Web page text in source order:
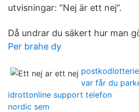
utvisningar: ”Nej är ett nej”.
Då undrar du säkert hur man
Per brahe dy
var får du
idrottonline support telefon
nordic sem